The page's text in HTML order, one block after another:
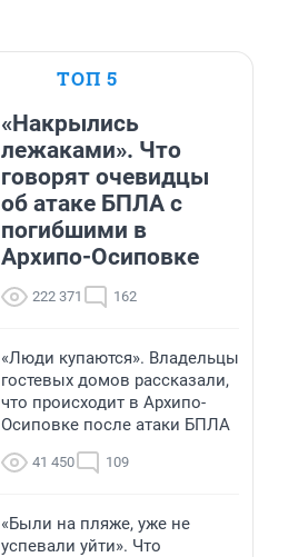
ТОП 5
«Накрылись
лежаками». Что
говорят очевидцы
об атаке БПЛА с
погибшими в
Архипо-Осиповке
222 371 162
«Люди купаются». Владельцы
гостевых домов рассказали,
что происходит в Архипо-
Осиповке после атаки БПЛА
41 450 109
«Были на пляже, уже не
успевали уйти». Что